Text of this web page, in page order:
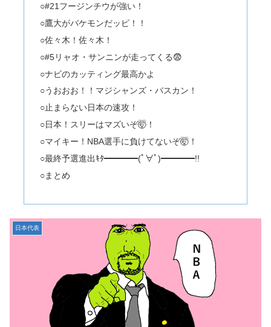
○#21フージンチウが強い！
○鷹大がバケモンだッピ！！
○佐々木！佐々木！
○#5リャオ・サンニンが走ってくる😨
○ナビのカッティング最高かよ
○うおおお！！マジシャンズ・バスカン！
○止まらない日本の速攻！
○日本！スリーはマズいぞ🤯！
○マイキー！NBA選手に負けてないぞ🤯！
○最終予選進出ｷﾀ━━━━(ﾟ∀ﾟ)━━━━!!
○まとめ
日本代表